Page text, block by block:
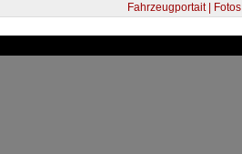
Fahrzeugportait | Fotos